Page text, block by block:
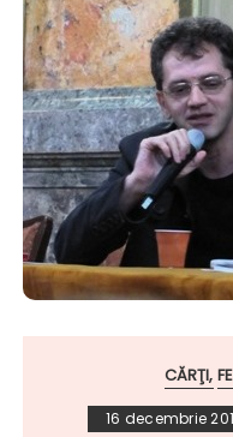
CĂRŢI
16 decembrie